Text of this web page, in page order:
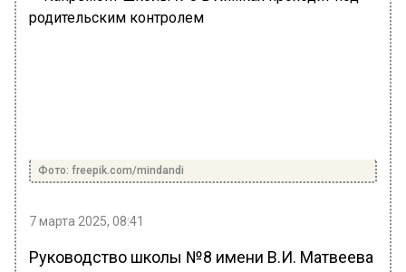
Фото: freepik.com/mindandi
7 марта 2025, 08:41
Руководство школы №8 имени В.И. Матвеева